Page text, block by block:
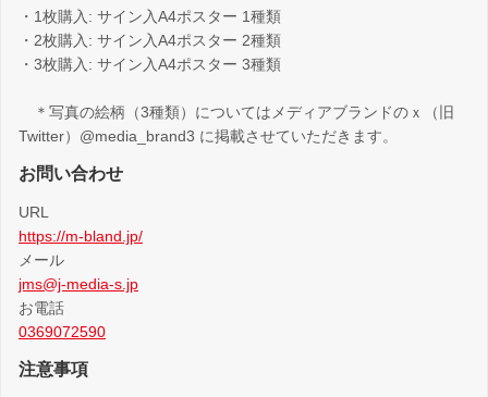
・1枚購入: サイン入A4ポスター 1種類
・2枚購入: サイン入A4ポスター 2種類
・3枚購入: サイン入A4ポスター 3種類
＊写真の絵柄（3種類）についてはメディアブランドのｘ（旧
Twitter）@media_brand3 に掲載させていただきます。
お問い合わせ
URL
https://m-bland.jp/
メール
jms@j-media-s.jp
お電話
0369072590
注意事項